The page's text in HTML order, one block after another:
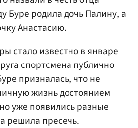
Буре родила дочь Палину, а
Анастасию.
стало известно в январе
спортсмена публично
призналась, что не
жизнь достоянием
уже появились разные
решила пресечь.